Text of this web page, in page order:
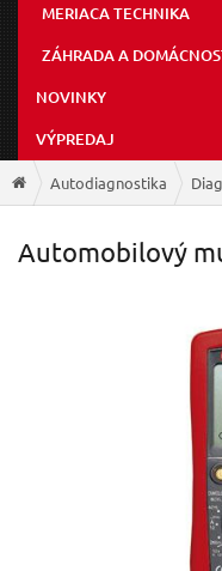
MERIACA TECHNIKA
ZÁHRADA A
NOVINKY
VÝPREDAJ
Autodiagnostika
Automobilový